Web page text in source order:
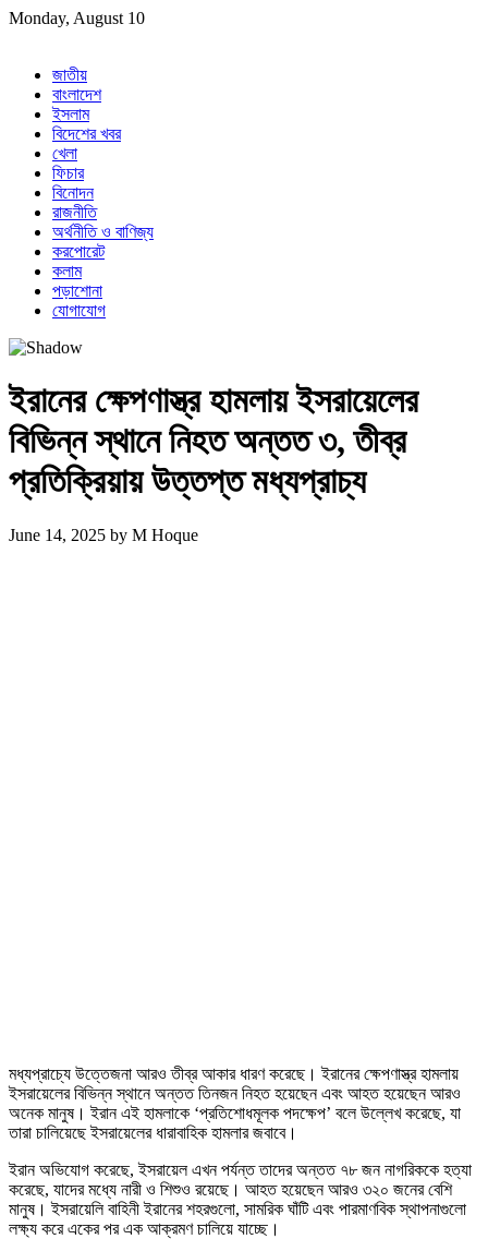
Skip
Monday, August 10
জাতীয়
বাংলাদেশ
ইসলাম
বিদেশের খবর
খেলা
ফিচার
বিনোদন
রাজনীতি
অর্থনীতি ও বাণিজ্য
করপোরেট
কলাম
পড়াশোনা
যোগাযোগ
ইরানের ক্ষেপণাস্ত্র হামলায় ইসরায়েলের
বিভিন্ন স্থানে নিহত অন্তত ৩, তীব্র
প্রতিক্রিয়ায় উত্তপ্ত মধ্যপ্রাচ্য
June 14, 2025 by M Hoque
মধ্যপ্রাচ্যে উত্তেজনা আরও তীব্র আকার ধারণ করেছে। ইরানের ক্ষেপণাস্ত্র হামলায়
ইসরায়েলের বিভিন্ন স্থানে অন্তত তিনজন নিহত হয়েছেন এবং আহত হয়েছেন আরও
অনেক মানুষ। ইরান এই হামলাকে ‘প্রতিশোধমূলক পদক্ষেপ’ বলে উল্লেখ করেছে, যা
তারা চালিয়েছে ইসরায়েলের ধারাবাহিক হামলার জবাবে।
ইরান অভিযোগ করেছে, ইসরায়েল এখন পর্যন্ত তাদের অন্তত ৭৮ জন নাগরিককে হত্যা
করেছে, যাদের মধ্যে নারী ও শিশুও রয়েছে। আহত হয়েছেন আরও ৩২০ জনের বেশি
মানুষ। ইসরায়েলি বাহিনী ইরানের শহরগুলো, সামরিক ঘাঁটি এবং পারমাণবিক স্থাপনাগুলো
লক্ষ্য করে একের পর এক আক্রমণ চালিয়ে যাচ্ছে।